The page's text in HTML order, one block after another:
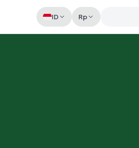
ID Rp
Memeriksa sesi akun